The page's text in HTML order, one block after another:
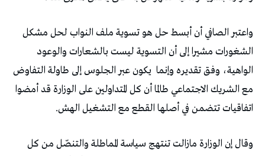
واعتبر الصافي أن أبسط حل هو تسوية ملف النواب لحل مشكل
الشغورات مشيرا إلى أن التسوية ليست بالشعارات والوعود
الواهية، وفق تقديره وإنما يكون عبر الجلوس إلى طاولة التفاوض
مع الشريك الاجتماعي طالما أن كل المتداولين على الوزارة قد أمضوا
اتفاقيات تتضمن في أصلها القطع مع التشغيل الهش.
وقال إن الوزارة مازالت تنتهج سياسة المماطلة والتنصّل من كل